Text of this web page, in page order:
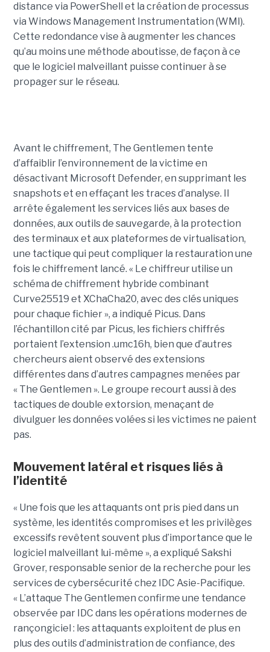
distance via PowerShell et la création de processus
via Windows Management Instrumentation (WMI).
Cette redondance vise à augmenter les chances
qu’au moins une méthode aboutisse, de façon à ce
que le logiciel malveillant puisse continuer à se
propager sur le réseau.
Avant le chiffrement, The Gentlemen tente
d’affaiblir l’environnement de la victime en
désactivant Microsoft Defender, en supprimant les
snapshots et en effaçant les traces d’analyse. Il
arrête également les services liés aux bases de
données, aux outils de sauvegarde, à la protection
des terminaux et aux plateformes de virtualisation,
une tactique qui peut compliquer la restauration une
fois le chiffrement lancé. « Le chiffreur utilise un
schéma de chiffrement hybride combinant
Curve25519 et XChaCha20, avec des clés uniques
pour chaque fichier », a indiqué Picus. Dans
l’échantillon cité par Picus, les fichiers chiffrés
portaient l’extension .umc16h, bien que d’autres
chercheurs aient observé des extensions
différentes dans d’autres campagnes menées par
« The Gentlemen ». Le groupe recourt aussi à des
tactiques de double extorsion, menaçant de
divulguer les données volées si les victimes ne paient
pas.
Mouvement latéral et risques liés à
l’identité
« Une fois que les attaquants ont pris pied dans un
système, les identités compromises et les privilèges
excessifs revêtent souvent plus d’importance que le
logiciel malveillant lui-même », a expliqué Sakshi
Grover, responsable senior de la recherche pour les
services de cybersécurité chez IDC Asie-Pacifique.
« L’attaque The Gentlemen confirme une tendance
observée par IDC dans les opérations modernes de
rançongiciel : les attaquants exploitent de plus en
plus des outils d’administration de confiance, des